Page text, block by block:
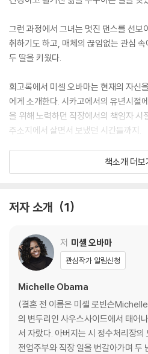
그런 과정에서 그녀는 멋진 댄스를 선보
취하기도 하고, 매체의 끊임없는 관심
두 딸을 키웠다.
회고록에서 미셀 오바마는 현재의 자신
에게 소개한다. 시카고에서의 유년시절
을 위해 노력하던 직장에서의 책임자 시
주소지에서 살면서 보냈던 시간들까지.
정직함과, 활기 넘치는 위트로 그녀는
절의 순간들을 설명한다. 자신의 언어와
요구되는 당위적인 기대를 거역하는 한
수 있도록 격려한다.
THE NO. 1 BESTSELLER
BRITISH BOOK AWARDS, NON-
THE SUNDAY TIMES, MEMOIR
책소개 더보
저자 소개 1
저 미셸 오바마
관심작가 알림신청
Michelle Obama
(결혼 전 이름은 미셸 로빈슨
의 변두리인 사우스사이드에서 태어
서 자랐다. 아버지는 시 정수처리장
전업주부와 직장 일을 번갈아가며 두